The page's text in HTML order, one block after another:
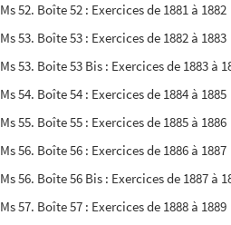
Ms 52. Boîte 52 : Exercices de 1881 à 1882
Ms 53. Boîte 53 : Exercices de 1882 à 1883
Ms 53. Boite 53 Bis : Exercices de 1883 à
Ms 54. Boîte 54 : Exercices de 1884 à 1885
Ms 55. Boîte 55 : Exercices de 1885 à 1886
Ms 56. Boîte 56 : Exercices de 1886 à 1887
Ms 56. Boîte 56 Bis : Exercices de 1887 à
Ms 57. Boîte 57 : Exercices de 1888 à 1889